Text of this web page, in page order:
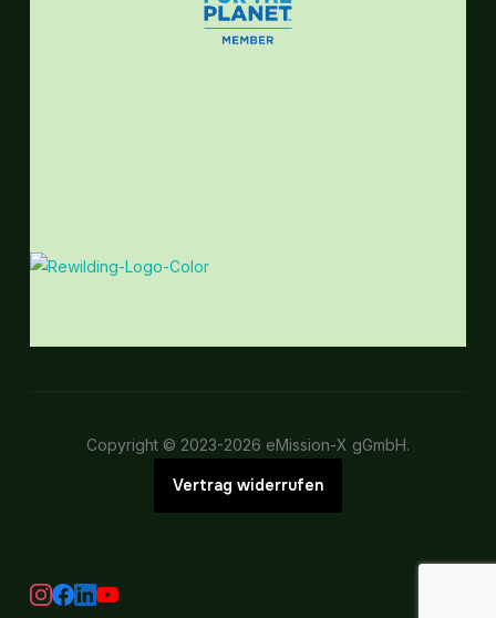
Copyright © 2023-2026 eMission-X gGmbH.
Vertrag widerrufen